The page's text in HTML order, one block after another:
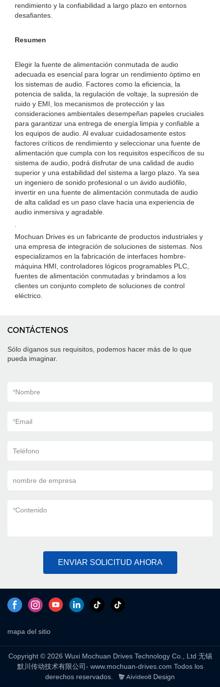
rendimiento y la confiabilidad a largo plazo en entornos
desafiantes.
Resumen
Elegir la fuente de alimentación conmutada de audio
adecuada es esencial para lograr un rendimiento óptimo en
los sistemas de audio. Factores como la eficiencia, la
potencia de salida, la regulación de voltaje, la supresión de
ruido y EMI, los mecanismos de protección y las
consideraciones ambientales desempeñan papeles cruciales
para garantizar una entrega de energía limpia y confiable a
los equipos de audio. Al evaluar cuidadosamente estos
factores críticos de rendimiento y seleccionar una fuente de
alimentación que cumpla con los requisitos específicos de su
sistema de audio, podrá disfrutar de una calidad de audio
superior y una estabilidad del sistema a largo plazo. Ya sea
un ingeniero de sonido profesional o un ávido audiófilo,
invertir en una fuente de alimentación conmutada de audio
de alta calidad es un paso clave hacia una experiencia de
audio inmersiva y agradable.
Mochuan Drives es un fabricante de productos industriales y
una empresa de integración de soluciones de sistemas. Nos
especializamos en la fabricación de interfaces hombre-
máquina HMI, controladores lógicos programables PLC,
fuentes de alimentación conmutadas y brindamos a los
clientes un conjunto completo de soluciones de control
eléctrico.
CONTÁCTENOS
Sólo díganos sus requisitos, podemos hacer más de lo que
pueda imaginar.
*Nombre
*Email
Teléfono
nombre de empresa
*Contenido
ENVIAR SOLICITUD AHORA
mapa del sitio
Copyright © 2026 Wuxi Mochuan Drives Technology Co., Ltd 无锡
默川传动技术有限公司- www.mochuan-drives.com Todos los
derechos reservados.
Design